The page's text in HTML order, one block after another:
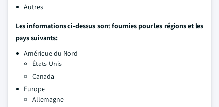
Autres
Les informations ci-dessus sont fournies pour les régions et les
pays suivants:
Amérique du Nord
États-Unis
Canada
Europe
Allemagne